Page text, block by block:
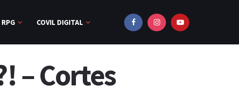
RPG COVIL DIGITAL
– Cortes